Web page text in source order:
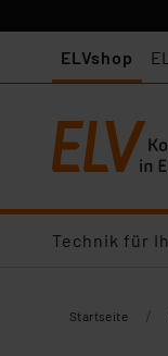
ELVshop
Technik für
Startseite /